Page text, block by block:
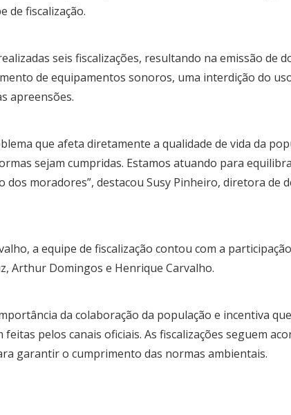
de fiscalização.
seis fiscalizações, resultando na emissão de
de equipamentos sonoros, uma interdição do
apreensões.
que afeta diretamente a qualidade de vida da
sejam cumpridas. Estamos atuando para
dos moradores”, destacou Susy Pinheiro, diretora de
a equipe de fiscalização contou com a
Arthur Domingos e Henrique Carvalho.
da colaboração da população e incentiva
pelos canais oficiais. As fiscalizações seguem
garantir o cumprimento das normas ambientais.